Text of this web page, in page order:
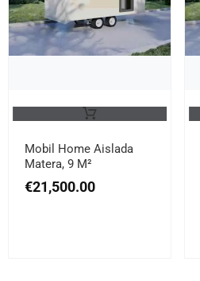
Mobil Home Aislada
Matera, 9 M²
€21,500.00